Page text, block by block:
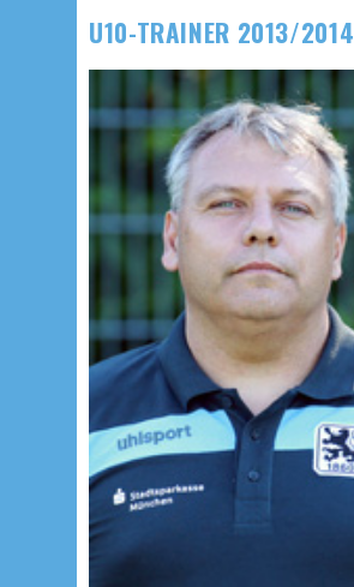
U10-TRAINER 2013/2014